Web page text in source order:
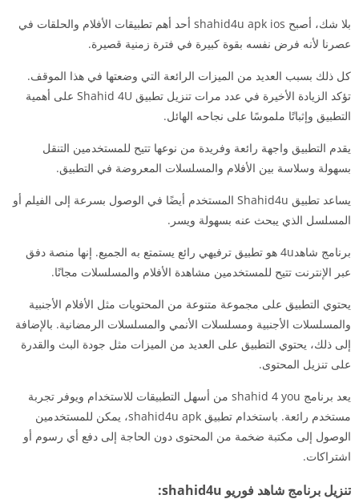
بلا شك، أصبح shahid4u apk ios أحد أهم تطبيقات الأفلام والحلقات في
عصرنا لأنه فرض نفسه بقوة كبيرة في فترة زمنية قصيرة.
كل ذلك بسبب العديد من الميزات الرائعة التي وضعتها في هذا الموقف.
تؤكد الزيادة الأخيرة في عدد مرات تنزيل تطبيق Shahid 4U على أهمية
التطبيق وإثباتًا ملموسًا على نجاحه الهائل.
يقدم التطبيق واجهة رائعة وفريدة من نوعها تتيح للمستخدمين التنقل
بسهولة وسلاسة بين الأفلام والمسلسلات المعروضة في التطبيق.
يساعد تطبيق Shahid4u المستخدم أيضًا في الوصول بسرعة إلى الفيلم أو
المسلسل الذي يبحث عنه بسهولة ويسر.
برنامج شاهد4u هو تطبيق ترفيهي رائع يستمتع به الجميع. إنها منصة دفق
عبر الإنترنت تتيح للمستخدمين مشاهدة الأفلام والمسلسلات مجانًا.
يحتوي التطبيق على مجموعة متنوعة من المحتويات مثل الأفلام الأجنبية
والمسلسلات الأجنبية ومسلسلات الأنمي والمسلسلات الرمضانية. بالإضافة
إلى ذلك، يحتوي التطبيق على العديد من الميزات مثل جودة البث والقدرة
على تنزيل المحتوى.
يعد برنامج shahid 4 you من أسهل التطبيقات للاستخدام ويوفر تجربة
مستخدم رائعة. باستخدام تطبيق shahid4u apk، يمكن للمستخدمين
الوصول إلى مكتبة ضخمة من المحتوى دون الحاجة إلى دفع أي رسوم أو
اشتراكات.
تنزيل برنامج شاهد فوريو shahid4u: